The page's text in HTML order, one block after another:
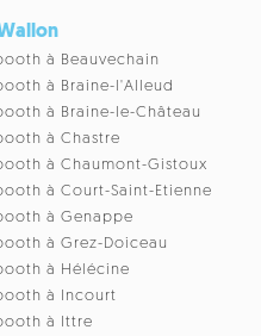
à Beauvechain
à Braine-l'Alleud
à Braine-le-Château
à Chastre
à Chaumont-Gistoux
à Court-Saint-Etienne
à Genappe
à Grez-Doiceau
à Hélécine
à Incourt
à Ittre